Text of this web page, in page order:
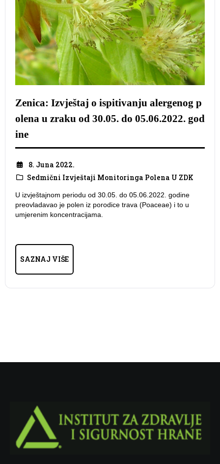
Zenica: Izvještaj o ispitivanju alergenog p
olena u zraku od 30.05. do 05.06.2022. god
ine
8. Juna 2022.
Sedmični Izvještaji Monitoringa Polena U ZDK
U izvještajnom periodu od 30.05. do 05.06.2022. godine
preovladavao je polen iz porodice trava (Poaceae) i to u
umjerenim koncentracijama.
SAZNAJ VIŠE